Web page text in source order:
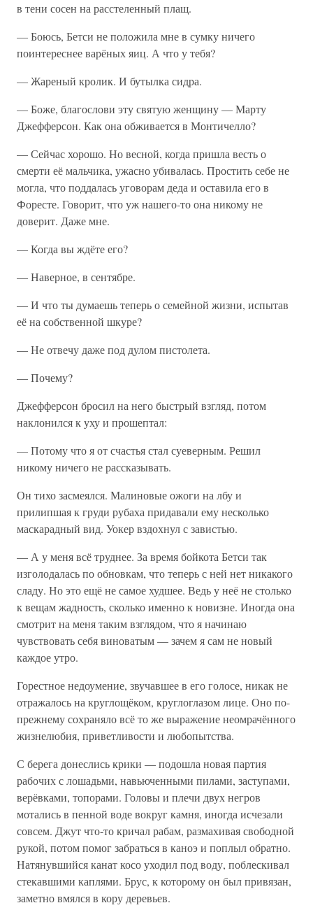
в тени сосен на расстеленный плащ.
— Боюсь, Бетси не положила мне в сумку ничего
поинтереснее варёных яиц. А что у тебя?
— Жареный кролик. И бутылка сидра.
— Боже, благослови эту святую женщину — Марту
Джефферсон. Как она обживается в Монтичелло?
— Сейчас хорошо. Но весной, когда пришла весть о
смерти её мальчика, ужасно убивалась. Простить себе не
могла, что поддалась уговорам деда и оставила его в
Форесте. Говорит, что уж нашего-то она никому не
доверит. Даже мне.
— Когда вы ждёте его?
— Наверное, в сентябре.
— И что ты думаешь теперь о семейной жизни, испытав
её на собственной шкуре?
— Не отвечу даже под дулом пистолета.
— Почему?
Джефферсон бросил на него быстрый взгляд, потом
наклонился к уху и прошептал:
— Потому что я от счастья стал суеверным. Решил
никому ничего не рассказывать.
Он тихо засмеялся. Малиновые ожоги на лбу и
прилипшая к груди рубаха придавали ему несколько
маскарадный вид. Уокер вздохнул с завистью.
— А у меня всё труднее. За время бойкота Бетси так
изголодалась по обновкам, что теперь с ней нет никакого
сладу. Но это ещё не самое худшее. Ведь у неё не столько
к вещам жадность, сколько именно к новизне. Иногда она
смотрит на меня таким взглядом, что я начинаю
чувствовать себя виноватым — зачем я сам не новый
каждое утро.
Горестное недоумение, звучавшее в его голосе, никак не
отражалось на круглощёком, круглоглазом лице. Оно по-
прежнему сохраняло всё то же выражение неомрачённого
жизнелюбия, приветливости и любопытства.
С берега донеслись крики — подошла новая партия
рабочих с лошадьми, навьюченными пилами, заступами,
верёвками, топорами. Головы и плечи двух негров
мотались в пенной воде вокруг камня, иногда исчезали
совсем. Джут что-то кричал рабам, размахивая свободной
рукой, потом помог забраться в каноэ и поплыл обратно.
Натянувшийся канат косо уходил под воду, поблескивал
стекавшими каплями. Брус, к которому он был привязан,
заметно вмялся в кору деревьев.